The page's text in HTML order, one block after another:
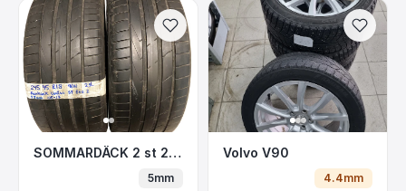
SOMMARDÄCK 2 st 245/45 R18 Hankook
SOMMARDÄCK 2 st 245/45 R18 Hankook Ventus S1 Evo 2
5mm
Volvo V90
Volvo V90
4.4mm